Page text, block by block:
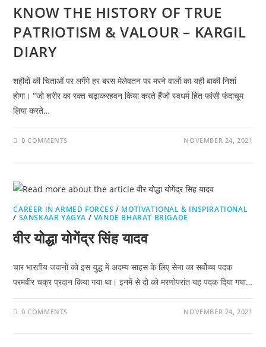
KNOW THE HISTORY OF TRUE
PATRIOTISM & VALOUR – KARGIL
DIARY
शहीदों की चिताओं पर लगेंगे हर बरस मेलेवतन पर मरने वालों का यही बाकी निशां
होगा। "जो शरीर का रक्त चढ़ाकरहवन किया करते हैंजो स्वधर्म हित फांसी फंदाचूम
लिया करते…
0 COMMENTS NOVEMBER 24, 2021
CAREER IN ARMED FORCES / MOTIVATIONAL & INSPIRATIONAL
/ SANSKAAR YAGYA / VANDE BHARAT BRIGADE
वीर योद्धा योगेंद्र सिंह यादव
चार भारतीय जवानों को इस युद्ध में अदम्य साहस के लिए सेना का सर्वोच्च पदक
परमवीर चक्र प्रदान किया गया था। इनमें से दो को मरणोपरांत यह पदक दिया गया…
0 COMMENTS NOVEMBER 24, 2021